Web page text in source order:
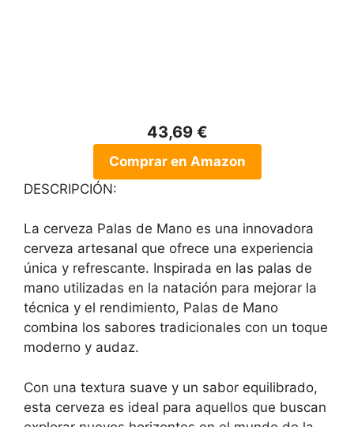
43,69 €
Comprar en Amazon
DESCRIPCIÓN:
La cerveza Palas de Mano es una innovadora
cerveza artesanal que ofrece una experiencia
única y refrescante. Inspirada en las palas de
mano utilizadas en la natación para mejorar la
técnica y el rendimiento, Palas de Mano
combina los sabores tradicionales con un toque
moderno y audaz.
Con una textura suave y un sabor equilibrado,
esta cerveza es ideal para aquellos que buscan